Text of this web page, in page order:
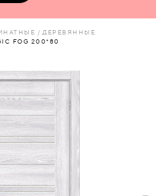
ДЕРЕВЯННЫЕ
FOG 200*80